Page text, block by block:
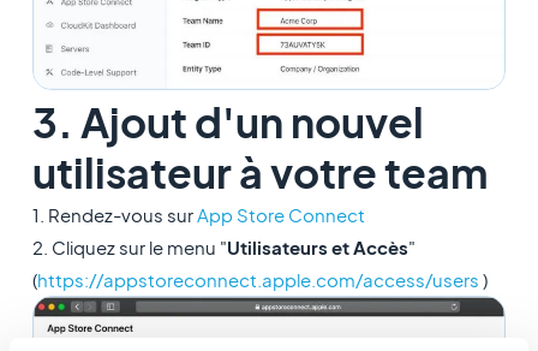
3. Ajout d'un nouvel
utilisateur à votre team
1. Rendez-vous surApp Store Connect
2. Cliquez sur le menu "Utilisateurs et Accès"
(https://appstoreconnect.apple.com/access/users )